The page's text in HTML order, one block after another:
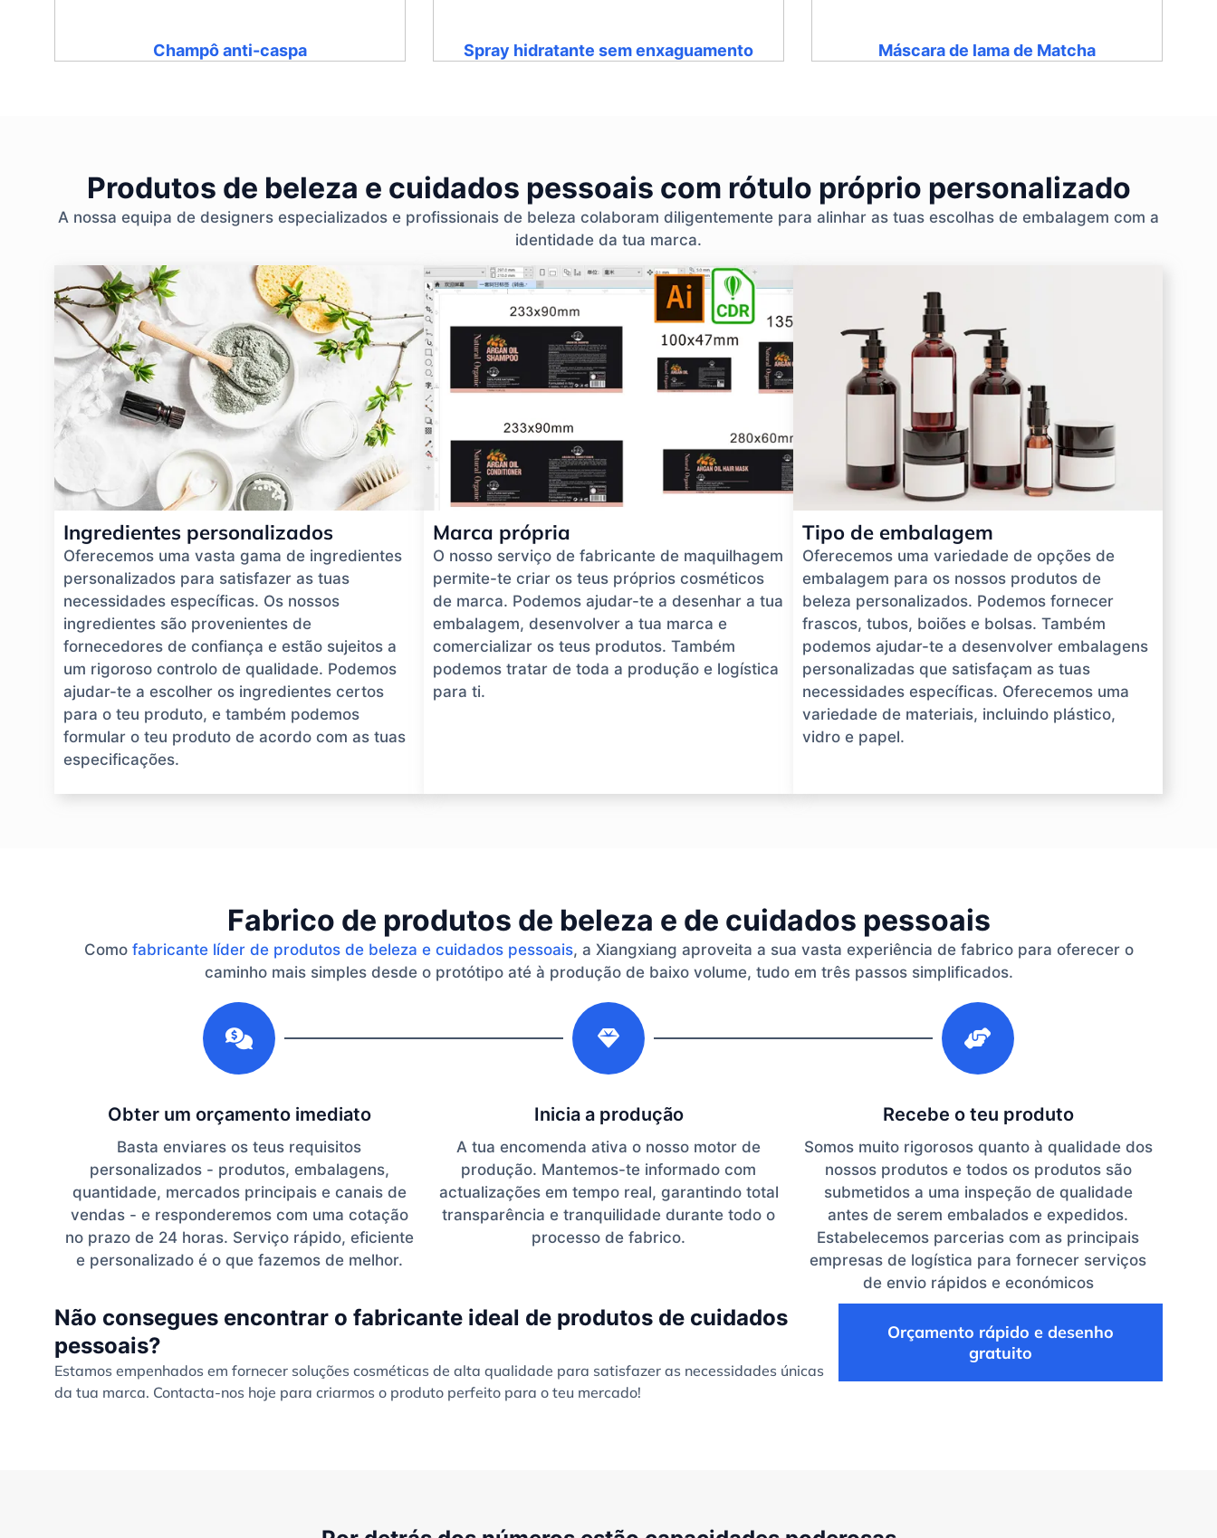
Champô anti-caspa Spray hidratante sem enxaguamento Máscara de lama de Matcha
Produtos de beleza e cuidados pessoais com rótulo próprio personalizado
A nossa equipa de designers especializados e profissionais de beleza colaboram diligentemente para alinhar as tuas escolhas de embalagem com a
identidade da tua marca.
Ingredientes personalizados
Oferecemos uma vasta gama de ingredientes
personalizados para satisfazer as tuas
necessidades específicas. Os nossos
ingredientes são provenientes de
fornecedores de confiança e estão sujeitos a
um rigoroso controlo de qualidade. Podemos
ajudar-te a escolher os ingredientes certos
para o teu produto, e também podemos
formular o teu produto de acordo com as tuas
especificações.
Marca própria
O nosso serviço de fabricante de maquilhagem
permite-te criar os teus próprios cosméticos
de marca. Podemos ajudar-te a desenhar a tua
embalagem, desenvolver a tua marca e
comercializar os teus produtos. Também
podemos tratar de toda a produção e logística
para ti.
Tipo de embalagem
Oferecemos uma variedade de opções de
embalagem para os nossos produtos de
beleza personalizados. Podemos fornecer
frascos, tubos, boiões e bolsas. Também
podemos ajudar-te a desenvolver embalagens
personalizadas que satisfaçam as tuas
necessidades específicas. Oferecemos uma
variedade de materiais, incluindo plástico,
vidro e papel.
Fabrico de produtos de beleza e de cuidados pessoais
Como fabricante líder de produtos de beleza e cuidados pessoais, a Xiangxiang aproveita a sua vasta experiência de fabrico para oferecer o
caminho mais simples desde o protótipo até à produção de baixo volume, tudo em três passos simplificados.
Obter um orçamento imediato
Basta enviares os teus requisitos
personalizados - produtos, embalagens,
quantidade, mercados principais e canais de
vendas - e responderemos com uma cotação
no prazo de 24 horas. Serviço rápido, eficiente
e personalizado é o que fazemos de melhor.
Inicia a produção
A tua encomenda ativa o nosso motor de
produção. Mantemos-te informado com
actualizações em tempo real, garantindo total
transparência e tranquilidade durante todo o
processo de fabrico.
Recebe o teu produto
Somos muito rigorosos quanto à qualidade dos
nossos produtos e todos os produtos são
submetidos a uma inspeção de qualidade
antes de serem embalados e expedidos.
Estabelecemos parcerias com as principais
empresas de logística para fornecer serviços
de envio rápidos e económicos
Não consegues encontrar o fabricante ideal de produtos de cuidados
pessoais?
Estamos empenhados em fornecer soluções cosméticas de alta qualidade para satisfazer as necessidades únicas
da tua marca. Contacta-nos hoje para criarmos o produto perfeito para o teu mercado!
Orçamento rápido e desenho
gratuito